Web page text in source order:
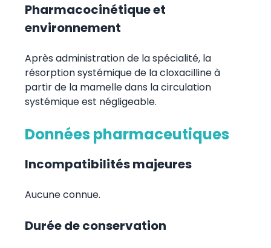
Pharmacocinétique et
environnement
Après administration de la spécialité, la
résorption systémique de la cloxacilline à
partir de la mamelle dans la circulation
systémique est négligeable.
Données pharmaceutiques
Incompatibilités majeures
Aucune connue.
Durée de conservation